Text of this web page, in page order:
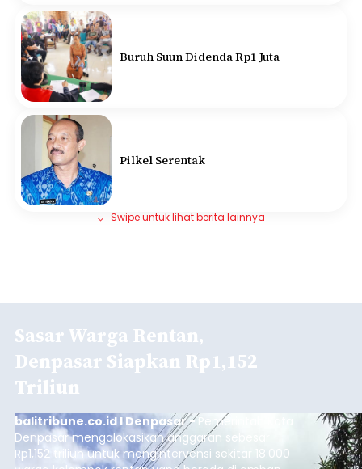
Buruh Suun Didenda Rp1 Juta
Pilkel Serentak
Swipe untuk lihat berita lainnya
Sasar Warga Rentan,
Denpasar Siapkan Rp1,152
Triliun
balitribune.co.id I Denpasar -Pemerintah Kota
Denpasar mengalokasikan anggaran sebesar
Rp1,152 triliun untuk mengintervensi sekitar 18.000